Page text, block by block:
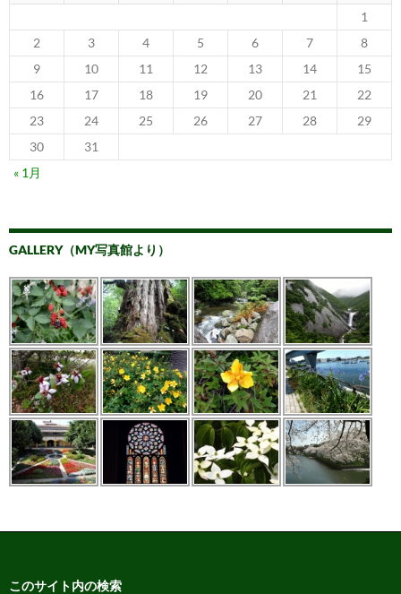
1
2
3 4 5 6 7
8
9
10 11 12 13 14
15
16
17 18 19 20 21
22
23
24 25 26 27 28
29
30
31
« 1月
GALLERY（MY写真館より）
このサイト内の検索